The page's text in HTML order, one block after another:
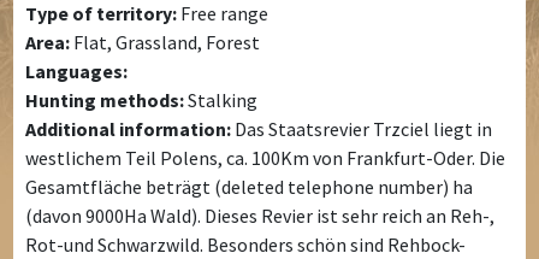
Type of territory: Free range
Area: Flat, Grassland, Forest
Languages:
Hunting methods:Stalking
Additional information: Das Staatsrevier Trzciel liegt in
westlichem Teil Polens, ca. 100Km von Frankfurt-Oder. Die
Gesamtfläche beträgt (deleted telephone number) ha
(davon 9000Ha Wald). Dieses Revier ist sehr reich an Reh-,
Rot-und Schwarzwild. Besonders schön sind Rehbock-